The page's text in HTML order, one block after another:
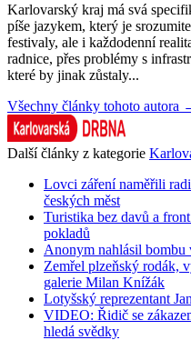
Karlovarský kraj má svá
píše jazykem, který je
festivaly, ale i každodenní
radnice, přes problémy s
které by jinak zůstaly...
Všechny články tohoto autora
Další články z kategorie
Lovci záření naměřili
českých měst
Turistika bez davů a
pokladů
Anonym nahlásil bombu
Zemřel plzeňský rodák,
galerie Milan Knížák
Lotyšský reprezentant
VIDEO: Řidič se
hledá svědky